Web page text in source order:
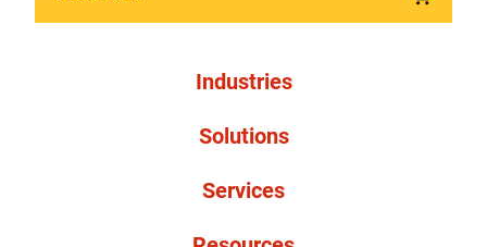
Industries
Solutions
Services